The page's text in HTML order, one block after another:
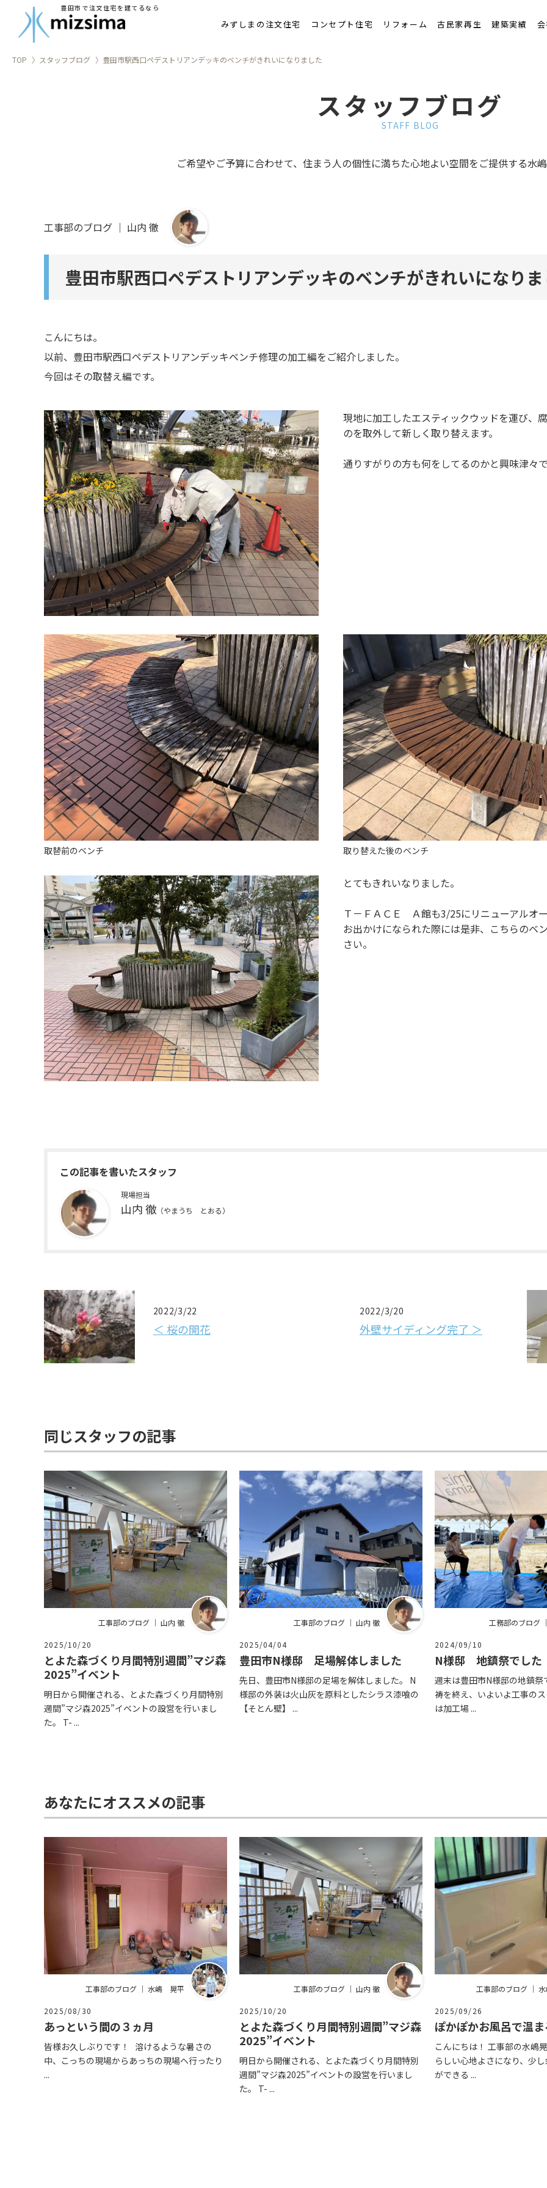
豊田市で注文住宅を建てるなら
みずしまの注文住宅
家づくりの流れコンセプト住宅 リフォーム 古民家再生 建築実績
TOP スタッフブログ 豊田市駅西口ペデストリアンデッキのベンチがきれいになりました
スタッフブログ
STAFF BLOG
ご希望やご予算に合わせて、住まう人の個性に満ちた心地よい空間をご提供する水
工事部のブログ ｜ 山内 徹
豊田市駅西口ペデストリアンデッキのベンチがきれいになり
こんにちは。
以前、豊田市駅西口ペデストリアンデッキベンチ修理の加工編をご紹介しました。
今回はその取替え編です。
現地に加工したエスティックウッドを運び、
のを取外して新しく取り替えます。
通りすがりの方も何をしてるのかと興味津々
取替前のベンチ 取り替えた後のベンチ
とてもきれいなりました。
Ｔ－ＦＡＣＥ Ａ館も3/25にリニューアルオ
お出かけになられた際には是非、こちらのベ
さい。
この記事を書いたスタッフ
現場担当
山内 徹 （やまうち とおる）
2022/3/22
＜ 桜の開花
2022/3/20
外壁サイディング完了 ＞
同じスタッフの記事
工事部のブログ ｜ 山内 徹
2025/10/20
とよた森づくり月間特別週間”マジ森
2025”イベント
明日から開催される、とよた森づくり月間特別
週間”マジ森2025”イベントの設営を行いまし
た。 T- ...
工事部のブログ ｜ 山内 徹
2025/04/04
豊田市N様邸 足場解体しました
先日、豊田市N様邸の足場を解体しました。 N
様邸の外装は火山灰を原料としたシラス漆喰の
【そとん壁】 ...
工務部のブログ
2024/09/10
N様邸 地鎮祭でした
週末は豊田市N様邸の地鎮祭
祷を終え、いよいよ工事の
は加工場 ...
あなたにオススメの記事
工事部のブログ ｜ 水嶋 晃平
2025/08/30
あっという間の３ヵ月
皆様お久しぶりです！ 溶けるような暑さの
中、こっちの現場からあっちの現場へ行ったり
...
工事部のブログ ｜ 山内 徹
2025/10/20
とよた森づくり月間特別週間”マジ森
2025”イベント
明日から開催される、とよた森づくり月間特別
週間”マジ森2025”イベントの設営を行いまし
た。 T- ...
工事部のブログ ｜
2025/09/26
ぽかぽかお風呂で温
こんにちは！ 工事部の水嶋
らしい心地よさになり、少
ができる ...